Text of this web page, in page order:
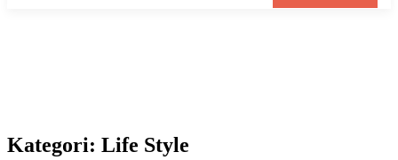
Kategori: Life Style